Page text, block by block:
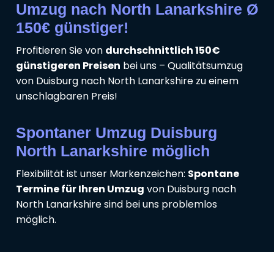
Umzug nach North Lanarkshire Ø
150€ günstiger!
Profitieren Sie von durchschnittlich 150€
günstigeren Preisen bei uns – Qualitätsumzug
von Duisburg nach North Lanarkshire zu einem
unschlagbaren Preis!
Spontaner Umzug Duisburg
North Lanarkshire möglich
Flexibilität ist unser Markenzeichen: Spontane
Termine für Ihren Umzug von Duisburg nach
North Lanarkshire sind bei uns problemlos
möglich.